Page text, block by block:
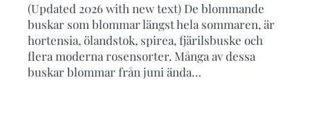
(Updated 2026 with new text) De blommande
buskar som blommar längst hela sommaren, är
hortensia, ölandstok, spirea, fjärilsbuske och
flera moderna rosensorter. Många av dessa
buskar blommar från juni ända…